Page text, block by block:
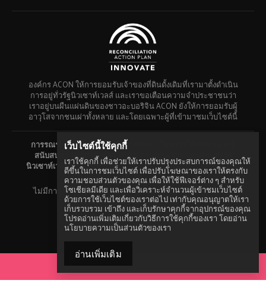
องค์กร ACON ให้การยอมรับเจ้าของที่ดินดั้งเดิมที่เรามาตั้งดำเนิน
การอยู่ทั่วรัฐนิวเซาท์เวลส์ และเราขอเตือนความจำประชาชนว่า
เราอยู่บนผืนแผ่นดินของชาวอะบอริจิน ACON ยังให้การยอมรับผู้
อาวุโสจากชนเผ่าทั้งหลาย และโดยเฉพาะผู้ที่เข้ามาชมเว็บไซต์นี้
การรณรงค์ยุติเชื้อ HIV ได้รับการพัฒนาโดยการใช้เงินทุนจากผู้
สนับสนุนหลักขององค์กร ACON กระทรวงสาธารณสุขแห่งรัฐ
นิวเซาท์เวลส์ และเงินทุนของเราเองที่มาจากกิจกรรมการระดมทุน
ต่าง ๆ
ไม่มีการรับเงินทุนหรือการสนับสนุนจากบริษัทด้านเภสัชกรรม
สำหรับงานนี้
Made byGrade
เข้าถึงชุดเครื่องมือของคุณ
เว็บไซต์นี้ใช้คุกกี้
เราใช้คุกกี้ เพื่อช่วยให้เราปรับปรุงประสบการณ์ของคุณให้
ดีขึ้นในการชมเว็บไซต์ เพื่อปรับโฆษณาของเราให้ตรงกับ
ความชอบส่วนตัวของคุณ เพื่อให้ใช้ฟีเจอร์ต่าง ๆ สำหรับ
โซเชียลมีเดีย และเพื่อวิเคราะห์จำนวนผู้เข้าชมเว็บไซต์
ด้วยการใช้เว็บไซต์ของเราต่อไป เท่ากับคุณอนุญาตให้เรา
เก็บรวบรวม เข้าถึง และเก็บรักษาคุกกี้จากอุปกรณ์ของคุณ
โปรดอ่านเพิ่มเติมเกี่ยวกับวิธีการใช้คุกกี้ของเรา โดยอ่าน
นโยบายความเป็นส่วนตัวของเรา
อ่านเพิ่มเติม